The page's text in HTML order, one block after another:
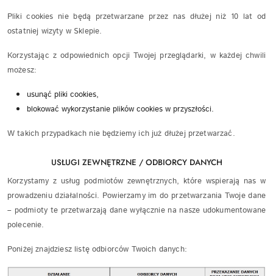
Pliki cookies nie będą przetwarzane przez nas dłużej niż 10 lat od
ostatniej wizyty w Sklepie.
Korzystając z odpowiednich opcji Twojej przeglądarki, w każdej chwili
możesz:
usunąć pliki cookies,
blokować wykorzystanie plików cookies w przyszłości.
W takich przypadkach nie będziemy ich już dłużej przetwarzać.
USŁUGI ZEWNĘTRZNE / ODBIORCY DANYCH
Korzystamy z usług podmiotów zewnętrznych, które wspierają nas w
prowadzeniu działalności. Powierzamy im do przetwarzania Twoje dane
– podmioty te przetwarzają dane wyłącznie na nasze udokumentowane
polecenie.
Poniżej znajdziesz listę odbiorców Twoich danych: